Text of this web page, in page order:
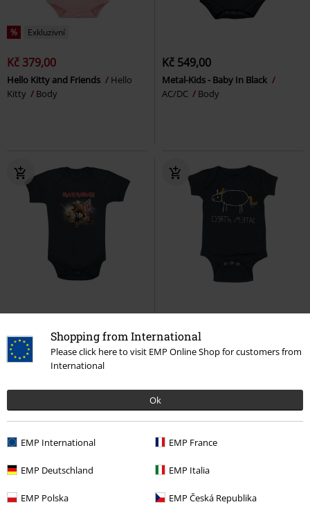
Shopping from International
Please click here to visit EMP Online Shop for customers from
International
Ok
EMP International EMP France
EMP Deutschland EMP Italia
EMP Polska EMP Česká Republika
% Exkluzivní
Kč 379,00
Hello Kitty and Friends
Hello
Kitty
Body
Kč 549,00
Metal-Kids - Baby In Black
AC/DC
Body
Kids - Trooper
Iron Maiden
Body
Kids - Death Metal
Unicorn
Body